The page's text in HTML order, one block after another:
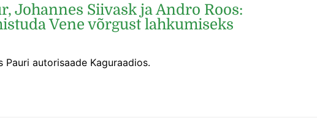
Johannes Siivask ja Andro Roos:
Vene võrgust lahkumiseks
Pauri autorisaade Kaguraadios.